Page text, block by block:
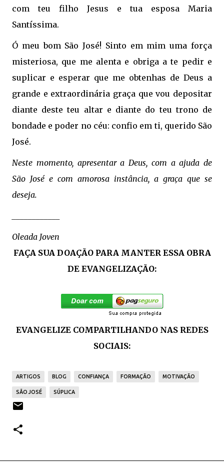
com teu filho Jesus e tua esposa Maria
Santíssima.
Ó meu bom São José! Sinto em mim uma força
misteriosa, que me alenta e obriga a te pedir e
suplicar e esperar que me obtenhas de Deus a
grande e extraordinária graça que vou depositar
diante deste teu altar e diante do teu trono de
bondade e poder no céu: confio em ti, querido São
José.
Neste momento, apresentar a Deus, com a ajuda de
São José e com amorosa instância, a graça que se
deseja.
Oleada Joven
FAÇA SUA DOAÇÃO PARA MANTER ESSA OBRA
DE EVANGELIZAÇÃO:
EVANGELIZE COMPARTILHANDO NAS REDES
SOCIAIS:
ARTIGOS BLOG CONFIANÇA FORMAÇÃO MOTIVAÇÃO
SÃO JOSÉ SÚPLICA